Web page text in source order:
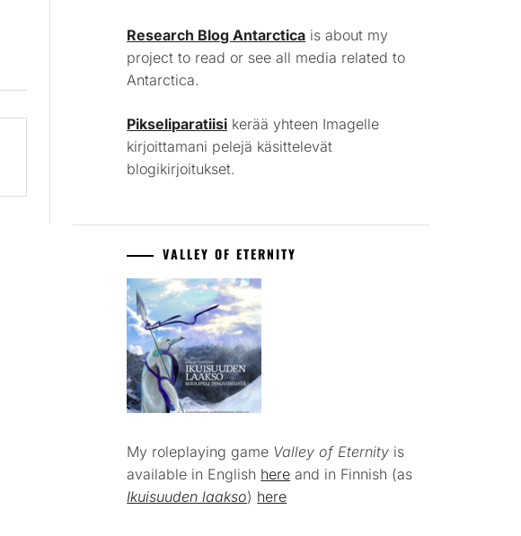
Research Blog Antarctica is about my
project to read or see all media related to
Antarctica.
Pikseliparatiisi kerää yhteen Imagelle
kirjoittamani pelejä käsittelevät
blogikirjoitukset.
VALLEY OF ETERNITY
My roleplaying game Valley of Eternity is
available in English here and in Finnish (as
Ikuisuuden laakso) here